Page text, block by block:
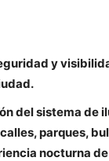
y
del sistema de
parques,
nocturna